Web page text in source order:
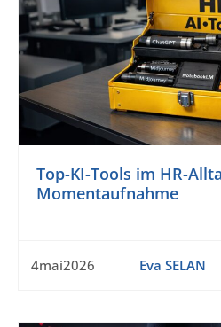
Top-KI-Tools im HR-
Momentaufnahme
4mai2026 Eva SELAN